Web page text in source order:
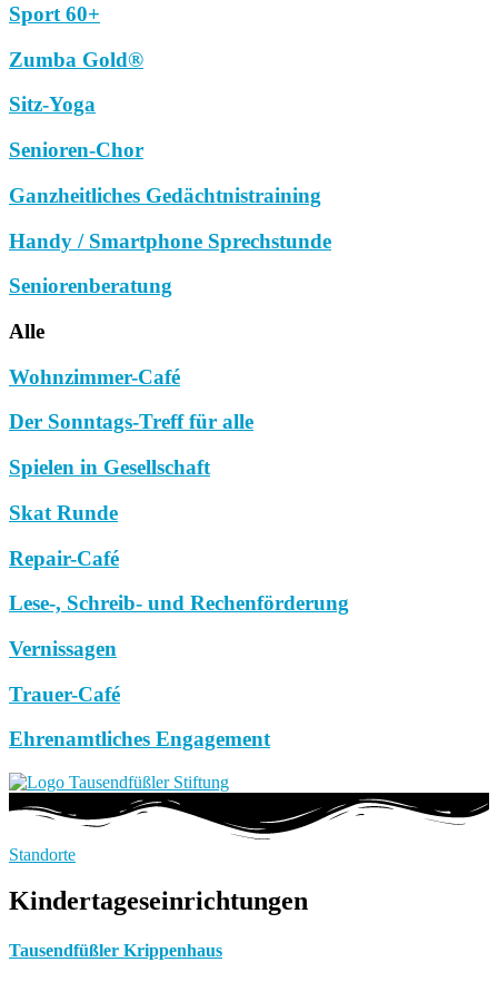
Sport 60+
Zumba Gold®
Sitz-Yoga
Senioren-Chor
Ganzheitliches Gedächtnistraining
Handy / Smartphone Sprechstunde
Seniorenberatung
Alle
Wohnzimmer-Café
Der Sonntags-Treff für alle
Spielen in Gesellschaft
Skat Runde
Repair-Café
Lese-, Schreib- und Rechenförderung
Vernissagen
Trauer-Café
Ehrenamtliches Engagement
Standorte
Kindertageseinrichtungen
Tausendfüßler Krippenhaus